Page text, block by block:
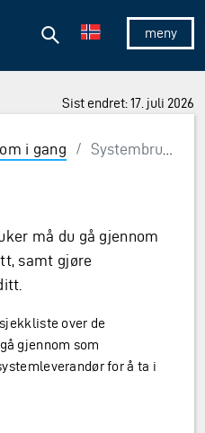
Vis/skjul
Søk
Sist endret: 17. juli 2026
i gang / Systembruker
må du gå gjennom
samt gjøre
over de
gjennom som
for å ta i